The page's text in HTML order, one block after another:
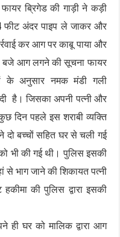
ब्रिगेड की गाड़ी ने कड़ी
अंदर पाइप ले जाकर और
कर आग पर काबू पाया और
बजे आग लगने की सूचना फायर
के अनुसार नमक मंडी गली
है। जिसका अपनी पत्नी और
दिन पहले इस शराबी व्यक्ति
दो बच्चों सहित घर से चली गई
भी की गई थी। पुलिस इसकी
भाग जाने की शिकायत पत्नी
की पुलिस द्वारा इसकी
ही घर को मालिक द्वारा आग